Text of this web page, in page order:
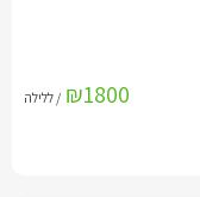
₪1800 / ללילה